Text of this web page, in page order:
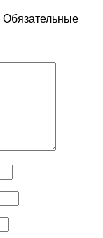
Обязательные